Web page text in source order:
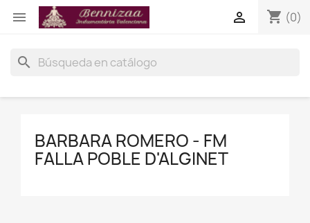
 shopping_cart (0)

search
BARBARA ROMERO - FM
FALLA POBLE D'ALGINET